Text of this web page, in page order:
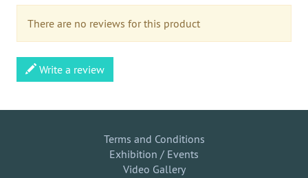
There are no reviews for this product
Write a review
Terms and Conditions
Exhibition / Events
Video Gallery